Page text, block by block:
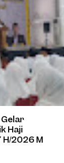
Haji
2026 M